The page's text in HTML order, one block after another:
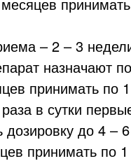
– 2 – 3
назначают
принимать по
в сутки
дозировку до 4 –
принимать по 1